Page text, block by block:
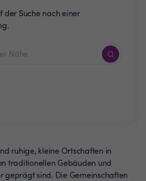
der Suche nach einer
ruhige, kleine Ortschaften in
traditionellen Gebäuden und
geprägt sind. Die Gemeinschaften